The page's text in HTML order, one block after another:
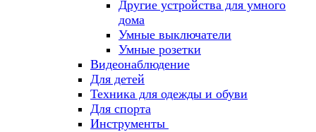
Другие устройства для умного
дома
Умные выключатели
Умные розетки
Видеонаблюдение
Для детей
Техника для одежды и обуви
Для спорта
Инструменты